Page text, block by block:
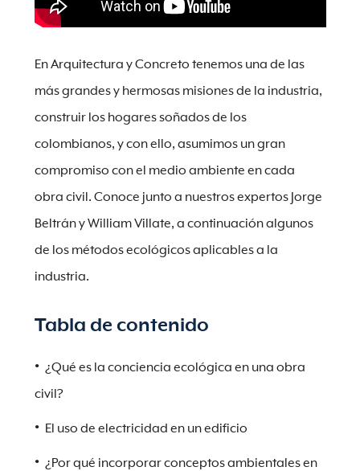
En Arquitectura y Concreto tenemos una de las
más grandes y hermosas misiones de la industria,
construir los hogares soñados de los
colombianos, y con ello, asumimos un gran
compromiso con el medio ambiente en cada
obra civil. Conoce junto a nuestros expertos Jorge
Beltrán y William Villate, a continuación algunos
de los métodos ecológicos aplicables a la
industria.
Tabla de contenido
¿Qué es la conciencia ecológica en una obra
civil?
El uso de electricidad en un edificio
¿Por qué incorporar conceptos ambientales en